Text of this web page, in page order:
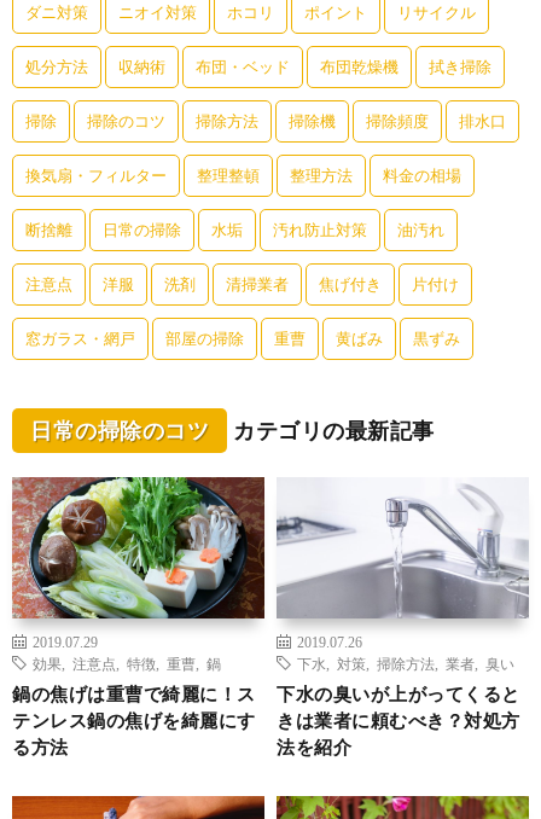
ダニ対策 ニオイ対策 ホコリ ポイント リサイクル
処分方法 収納術 布団・ベッド 布団乾燥機 拭き掃除
掃除 掃除のコツ 掃除方法 掃除機 掃除頻度 排水口
換気扇・フィルター 整理整頓 整理方法 料金の相場
断捨離 日常の掃除 水垢 汚れ防止対策 油汚れ
注意点 洋服 洗剤 清掃業者 焦げ付き 片付け
窓ガラス・網戸 部屋の掃除 重曹 黄ばみ 黒ずみ
日常の掃除のコツ カテゴリの最新記事
2019.07.29
効果
注意点 特徴 重曹 鍋
鍋の焦げは重曹で綺麗に！ス
テンレス鍋の焦げを綺麗にす
る方法
2019.07.26
下水
対策 掃除方法 業者 臭い
下水の臭いが上がってくると
きは業者に頼むべき？対処方
法を紹介